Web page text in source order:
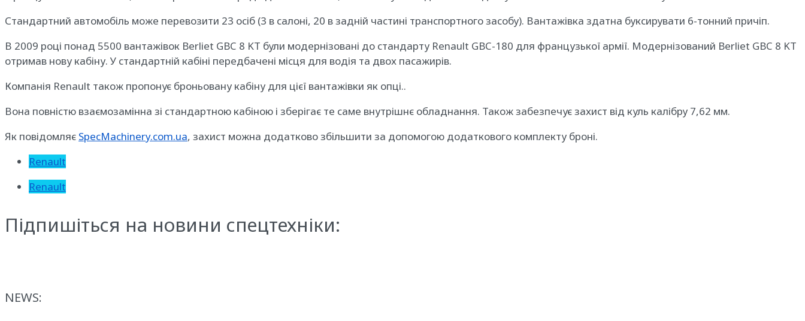
Стандартний автомобіль може перевозити 23 осіб (3 в салоні, 20 в задній частині транспортного засобу). Вантажівка здатна буксирувати 6-тонний причіп.
В 2009 році понад 5500 вантажівок Berliet GBC 8 KT були модернізовані до стандарту Renault GBC-180 для французької армії. Модернізований Berliet GBC 8 KT
отримав нову кабіну. У стандартній кабіні передбачені місця для водія та двох пасажирів.
Компанія Renault також пропонує броньовану кабіну для цієї вантажівки як опці..
Вона повністю взаємозамінна зі стандартною кабіною і зберігає те саме внутрішнє обладнання. Також забезпечує захист від куль калібру 7,62 мм.
Як повідомляє SpecMachinery.com.ua, захист можна додатково збільшити за допомогою додаткового комплекту броні.
Renault
Renault
Підпишіться на новини спецтехніки:
NEWS: